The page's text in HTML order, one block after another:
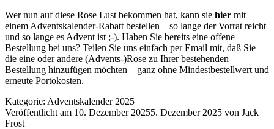
Wer nun auf diese Rose Lust bekommen hat, kann sie hier mit
einem Adventskalender-Rabatt bestellen – so lange der Vorrat reicht
und so lange es Advent ist ;-). Haben Sie bereits eine offene
Bestellung bei uns? Teilen Sie uns einfach per Email mit, daß Sie
die eine oder andere (Advents-)Rose zu Ihrer bestehenden
Bestellung hinzufügen möchten – ganz ohne Mindestbestellwert und
erneute Portokosten.
Kategorie: Adventskalender 2025
Veröffentlicht am 10. Dezember 20255. Dezember 2025 von Jack
Frost